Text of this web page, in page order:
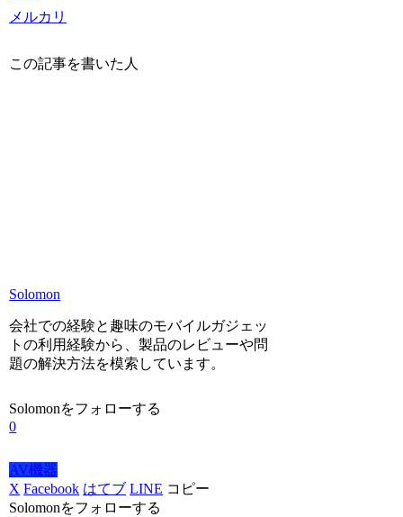
メルカリ
この記事を書いた人
Solomon
会社での経験と趣味のモバイルガジェッ
トの利用経験から、製品のレビューや問
題の解決方法を模索しています。
Solomonをフォローする
0
AV機器
X Facebook はてブ LINE コピー
Solomonをフォローする